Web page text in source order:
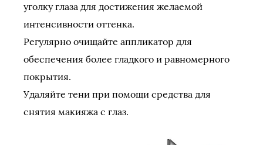
уголку глаза для достижения желаемой
интенсивности оттенка.
Регулярно очищайте аппликатор для
обеспечения более гладкого и равномерного
покрытия.
Удаляйте тени при помощи средства для
снятия макияжа с глаз.